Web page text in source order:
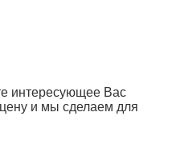
интересующее Вас
и мы сделаем для